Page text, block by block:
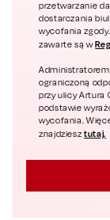
przetwarzanie
dostarczania
wycofania
zawarte są w
Administratorem
ograniczoną
przy ulicy Artura
podstawie
wycofania.
znajdziesztutaj.